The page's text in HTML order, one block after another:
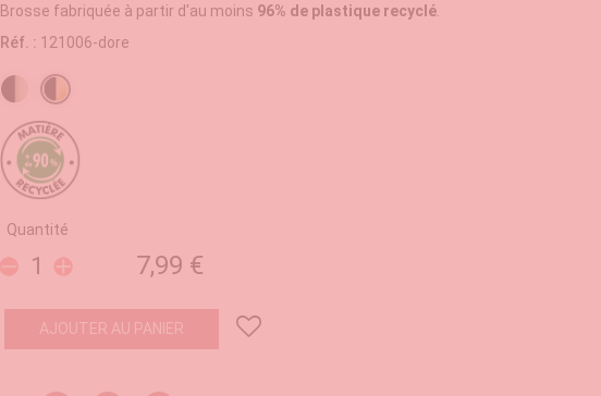
Brosse fabriquée à partir d'au moins 96% de plastique recyclé
Réf. : 121006-dore
Noir / Argenté
Noir / Doré
Quantité
7,99 €
AJOUTER AU PANIER